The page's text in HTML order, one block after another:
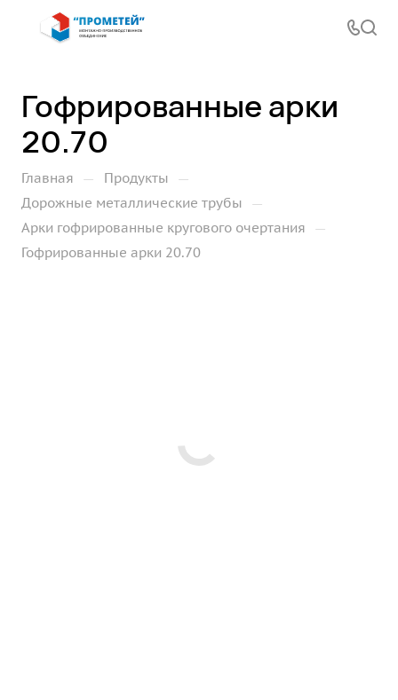
Гофрированные арки
20.70
Главная — Продукты —
Дорожные металлические трубы —
Арки гофрированные кругового очертания —
Гофрированные арки 20.70